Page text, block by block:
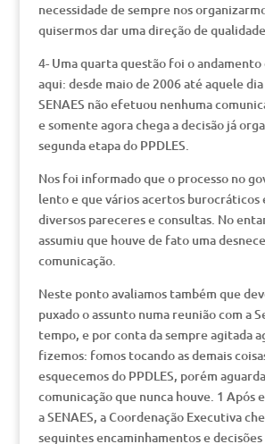
necessidade de sempre nos
quisermos dar uma direção de qualidade
4- Uma quarta questão foi o
aqui: desde maio de 2006 até aquele
SENAES não efetuou nenhuma
e somente agora chega a decisão já
segunda etapa do PPDLES.
Nos foi informado que o processo no
lento e que vários acertos burocráticos
diversos pareceres e consultas. No
assumiu que houve de fato uma
comunicação.
Neste ponto avaliamos também que
puxado o assunto numa reunião com a
tempo, e por conta da sempre agitada
fizemos: fomos tocando as demais
esquecemos do PPDLES, porém
comunicação que nunca houve. 1 Após
a SENAES, a Coordenação Executiva
seguintes encaminhamentos e